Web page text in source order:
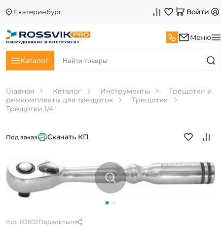
Екатеринбург Войти
ОБОРУДОВАНИЕ И ИНСТРУМЕНТ
Меню
Каталог
Главная Каталог Инструменты
Трещотки и
ремкомплекты для трещоток
Трещотки
Трещотки 1/4"
Арт. R3602Поделиться
Под заказ Скачать КП